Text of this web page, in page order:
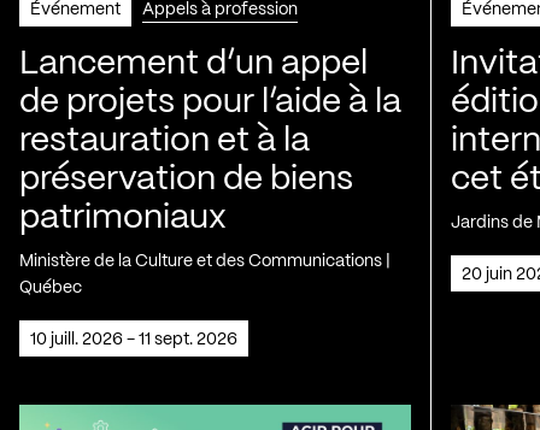
Événement Appels à profession
Lancement d’un appel
de projets pour l’aide à la
restauration et à la
préservation de biens
patrimoniaux
Ministère de la Culture et des Communications |
Québec
10 juill. 2026 - 11 sept. 2026
cet
Jardins de
20 juin